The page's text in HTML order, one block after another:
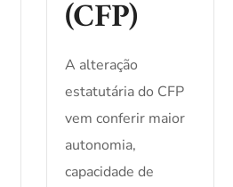
(CFP)
A alteração
estatutária do CFP
vem conferir maior
autonomia,
capacidade de